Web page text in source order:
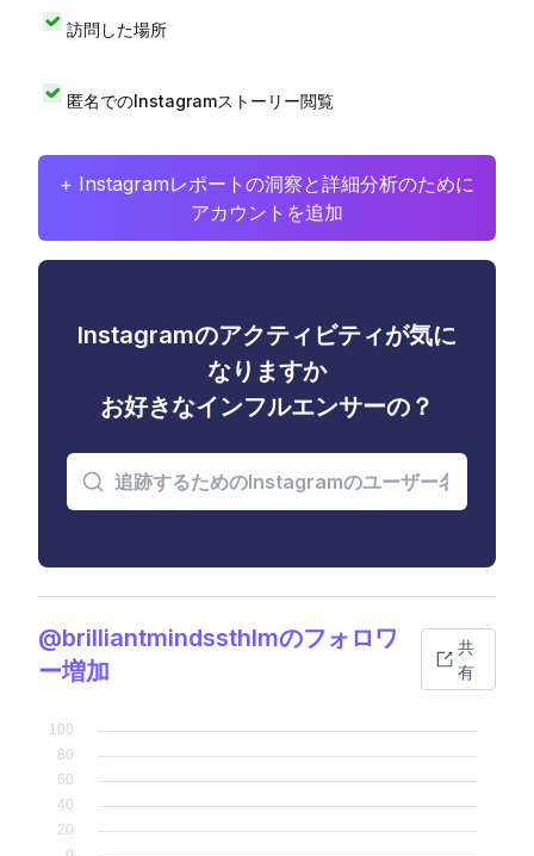
訪問した場所
匿名でのInstagramストーリー閲覧
+ Instagramレポートの洞察と詳細分析のために
アカウントを追加
Instagramのアクティビティが気に
なりますか
お好きなインフルエンサーの？
@brilliantmindssthlmのフォロワ
ー増加
共
有